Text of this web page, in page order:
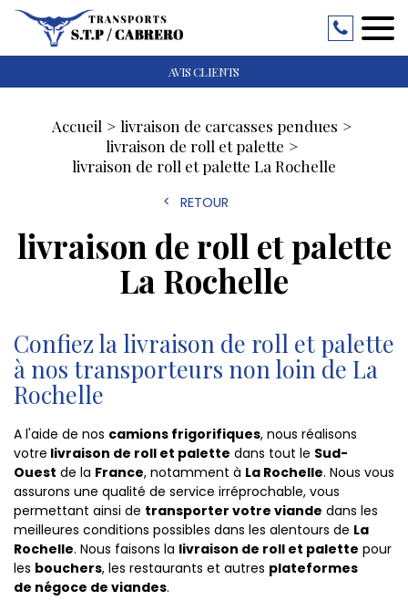
AVIS CLIENTS
Accueil
livraison de carcasses pendues
livraison de roll et palette
livraison de roll et palette La Rochelle
RETOUR
livraison de roll et palette
La Rochelle
Confiez la livraison de roll et palette
à nos transporteurs non loin de La
Rochelle
A l'aide de nos camions frigorifiques, nous réalisons
votre livraison de roll et palette dans tout le Sud-
Ouest de la France, notamment à La Rochelle. Nous vous
assurons une qualité de service irréprochable, vous
permettant ainsi de transporter votre viande dans les
meilleures conditions possibles dans les alentours de La
Rochelle. Nous faisons la livraison de roll et palette pour
les bouchers, les restaurants et autres plateformes
de négoce de viandes.